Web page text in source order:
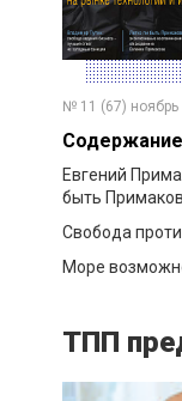
№ 11 (67) ноябрь
Евгений
быть
Свобода
Море
ТПП